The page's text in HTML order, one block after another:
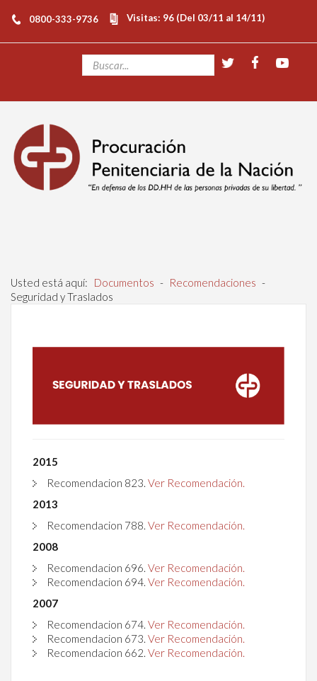
0800-333-9736 Visitas: 96 (Del 03/11 al 14/11)
Usted está aquí: Documentos - Recomendaciones -
Seguridad y Traslados
2015
Recomendacion 823. Ver Recomendación.
2013
Recomendacion 788. Ver Recomendación.
2008
Recomendacion 696. Ver Recomendación.
Recomendacion 694. Ver Recomendación.
2007
Recomendacion 674. Ver Recomendación.
Recomendacion 673. Ver Recomendación.
Recomendacion 662. Ver Recomendación.